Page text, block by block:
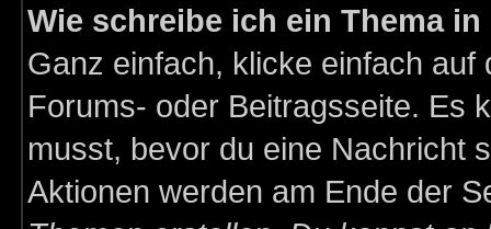
Wie schreibe ich ein Thema
Ganz einfach, klicke einfach
Forums- oder Beitragsseite. Es
musst, bevor du eine Nachricht
Aktionen werden am Ende der